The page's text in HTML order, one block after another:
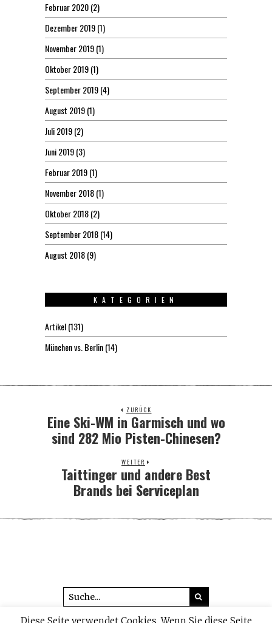
Februar 2020(2)
Dezember 2019(1)
November 2019(1)
Oktober 2019(1)
September 2019(4)
August 2019(1)
Juli 2019(2)
Juni 2019(3)
Februar 2019(1)
November 2018(1)
Oktober 2018(2)
September 2018(14)
August 2018(9)
KATEGORIEN
Artikel(131)
München vs. Berlin(14)
ZURÜCK
Previous
post:
Eine Ski-WM in Garmisch und wo
sind 282 Mio Pisten-Chinesen?
WEITER
Next
post:
Taittinger und andere Best
Brands bei Serviceplan